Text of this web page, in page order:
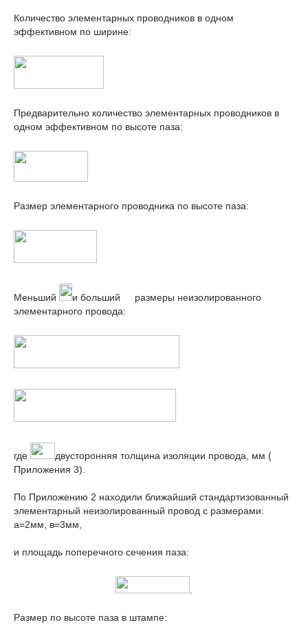
Количество элементарных проводников в одном
эффективном по ширине:
Предварительно количество элементарных проводников в
одном эффективном по высоте паза:
Размер элементарного проводника по высоте паза:
Меньший и больший
размеры неизолированного
элементарного провода:
где
двусторонняя толщина изоляции провода, мм (
Приложения 3).
По Приложению 2 находили ближайший стандартизованный
элементарный неизолированный провод с размерами:
а=2мм, в=3мм,
и площадь поперечного сечения паза:
Размер по высоте паза в штампе: